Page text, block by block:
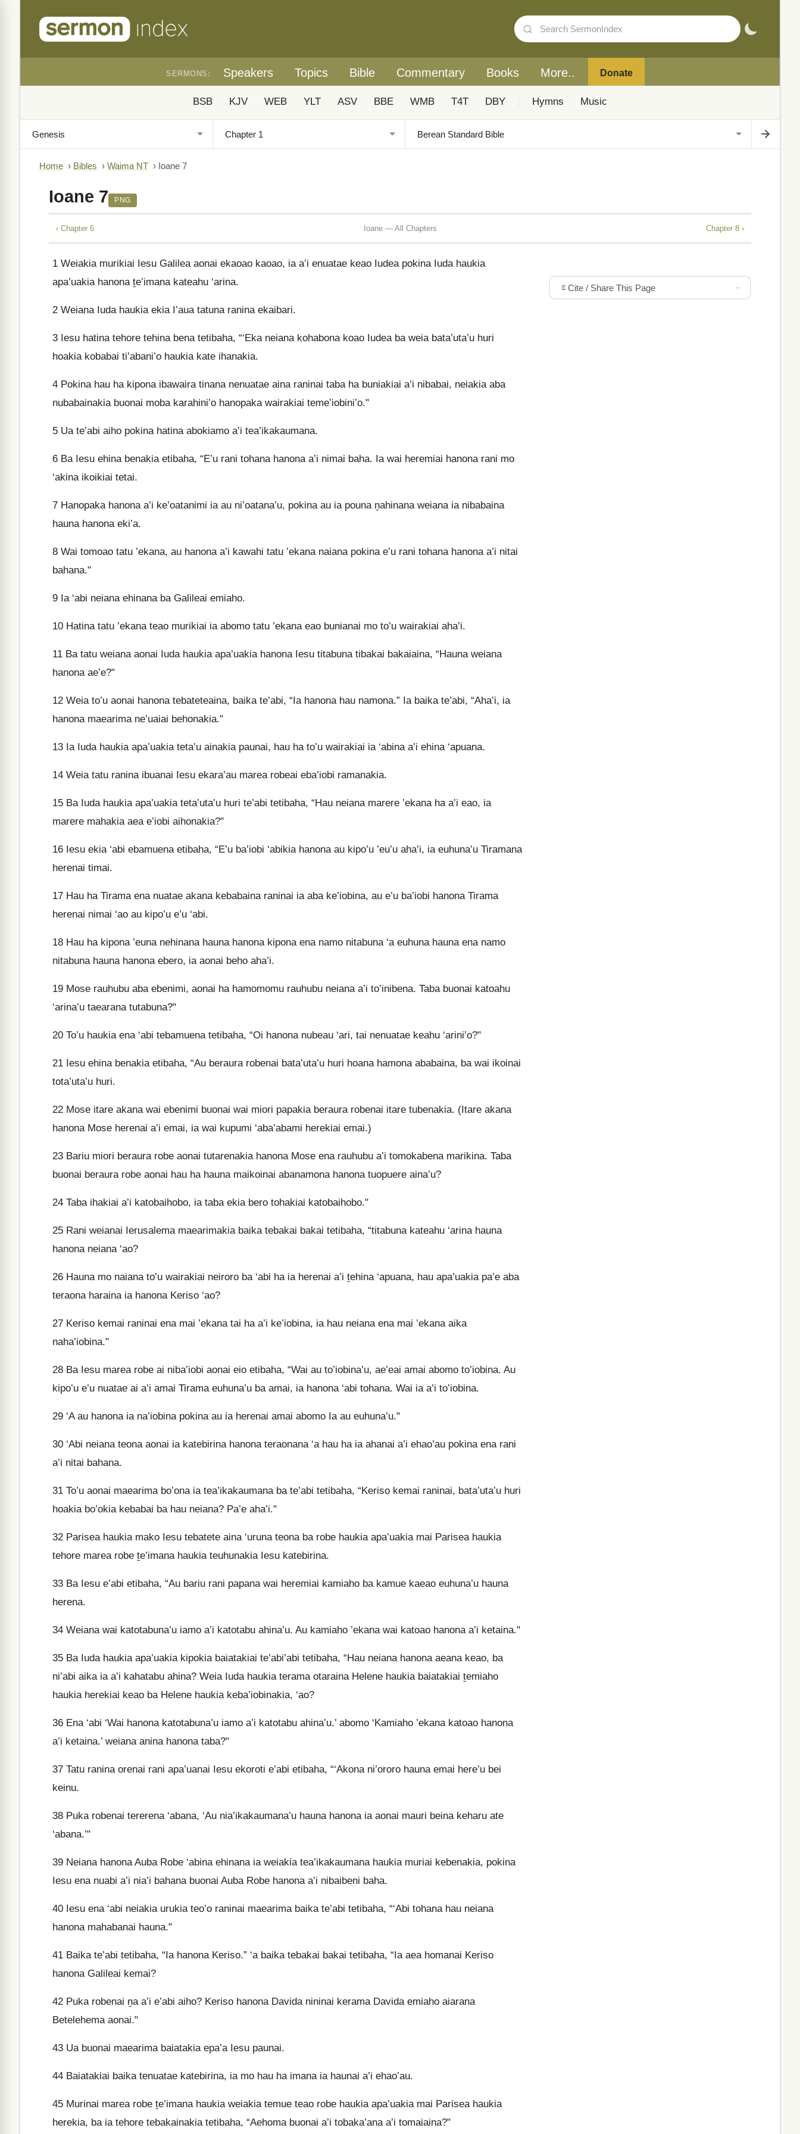
SERMONS: Speakers Topics Bible Commentary Books More.. Donate
BSB KJV WEB YLT ASV BBE WMB T4T DBY Hymns Music
Home › Bibles › Waima NT › Ioane 7
Ioane 7 PNG
‹ Chapter 6 Ioane — All Chapters Chapter 8 ›
1 Weiakia murikiai Iesu Galilea aonai ekaoao kaoao, ia a’i enuatae keao Iudea pokina Iuda haukia
apa’uakia hanona ṯe’imana kateahu ‘arina.
2 Weiana Iuda haukia ekia I’aua tatuna ranina ekaibari.
3 Iesu hatina tehore tehina bena tetibaha, “‘Eka neiana kohabona koao Iudea ba weia bata’uta’u huri
hoakia kobabai ti’abani’o haukia kate ihanakia.
4 Pokina hau ha kipona ibawaira tinana nenuatae aina raninai taba ha buniakiai a’i nibabai, neiakia aba
nubabainakia buonai moba karahini’o hanopaka wairakiai teme’iobini’o."
5 Ua te’abi aiho pokina hatina abokiamo a’i tea’ikakaumana.
6 Ba Iesu ehina benakia etibaha, “E’u rani tohana hanona a’i nimai baha. Ia wai heremiai hanona rani mo
‘akina ikoikiai tetai.
7 Hanopaka hanona a’i ke’oatanimi ia au ni’oatana’u, pokina au ia pouna ṉahinana weiana ia nibabaina
hauna hanona eki’a.
8 Wai tomoao tatu ’ekana, au hanona a’i kawahi tatu ’ekana naiana pokina e’u rani tohana hanona a’i nitai
bahana."
9 Ia ‘abi neiana ehinana ba Galileai emiaho.
10 Hatina tatu ’ekana teao murikiai ia abomo tatu ’ekana eao bunianai mo to’u wairakiai aha’i.
11 Ba tatu weiana aonai Iuda haukia apa’uakia hanona Iesu titabuna tibakai bakaiaina, “Hauna weiana
hanona ae’e?"
12 Weia to’u aonai hanona tebateteaina, baika te’abi, “Ia hanona hau namona.” Ia baika te’abi, “Aha’i, ia
hanona maearima ne’uaiai behonakia."
13 Ia Iuda haukia apa’uakia teta’u ainakia paunai, hau ha to’u wairakiai ia ‘abina a’i ehina ‘apuana.
14 Weia tatu ranina ibuanai Iesu ekara’au marea robeai eba’iobi ramanakia.
15 Ba Iuda haukia apa’uakia teta’uta’u huri te’abi tetibaha, “Hau neiana marere ’ekana ha a’i eao, ia
marere mahakia aea e’iobi aihonakia?"
16 Iesu ekia ‘abi ebamuena etibaha, “E’u ba’iobi ‘abikia hanona au kipo’u ’eu’u aha’i, ia euhuna’u Tiramana
herenai timai.
17 Hau ha Tirama ena nuatae akana kebabaina raninai ia aba ke’iobina, au e’u ba’iobi hanona Tirama
herenai nimai ‘ao au kipo’u e’u ‘abi.
18 Hau ha kipona ’euna nehinana hauna hanona kipona ena namo nitabuna ‘a euhuna hauna ena namo
nitabuna hauna hanona ebero, ia aonai beho aha’i.
19 Mose rauhubu aba ebenimi, aonai ha hamomomu rauhubu neiana a’i to’inibena. Taba buonai katoahu
‘arina’u taearana tutabuna?"
20 To’u haukia ena ‘abi tebamuena tetibaha, “Oi hanona nubeau ‘ari, tai nenuatae keahu ‘arini’o?"
21 Iesu ehina benakia etibaha, “Au beraura robenai bata’uta’u huri hoana hamona ababaina, ba wai ikoinai
tota’uta’u huri.
22 Mose itare akana wai ebenimi buonai wai miori papakia beraura robenai itare tubenakia. (Itare akana
hanona Mose herenai a’i emai, ia wai kupumi ‘aba’abami herekiai emai.)
23 Bariu miori beraura robe aonai tutarenakia hanona Mose ena rauhubu a’i tomokabena marikina. Taba
buonai beraura robe aonai hau ha hauna maikoinai abanamona hanona tuopuere aina’u?
24 Taba ihakiai a’i katobaihobo, ia taba ekia bero tohakiai katobaihobo."
25 Rani weianai Ierusalema maearimakia baika tebakai bakai tetibaha, “titabuna kateahu ‘arina hauna
hanona neiana ‘ao?
26 Hauna mo naiana to’u wairakiai neiroro ba ‘abi ha ia herenai a’i ṯehina ‘apuana, hau apa’uakia pa’e aba
teraona haraina ia hanona Keriso ‘ao?
27 Keriso kemai raninai ena mai ’ekana tai ha a’i ke’iobina, ia hau neiana ena mai ’ekana aika
naha’iobina."
28 Ba Iesu marea robe ai niba’iobi aonai eio etibaha, “Wai au to’iobina’u, ae’eai amai abomo to’iobina. Au
kipo’u e’u nuatae ai a’i amai Tirama euhuna’u ba amai, ia hanona ‘abi tohana. Wai ia a’i to’iobina.
29 ‘A au hanona ia na’iobina pokina au ia herenai amai abomo Ia au euhuna’u."
30 ‘Abi neiana teona aonai ia katebirina hanona teraonana ‘a hau ha ia ahanai a’i ehao’au pokina ena rani
a’i nitai bahana.
31 To’u aonai maearima bo’ona ia tea’ikakaumana ba te’abi tetibaha, “Keriso kemai raninai, bata’uta’u huri
hoakia bo’okia kebabai ba hau neiana? Pa’e aha’i."
32 Parisea haukia mako Iesu tebatete aina ‘uruna teona ba robe haukia apa’uakia mai Parisea haukia
tehore marea robe ṯe’imana haukia teuhunakia Iesu katebirina.
33 Ba Iesu e’abi etibaha, “Au bariu rani papana wai heremiai kamiaho ba kamue kaeao euhuna’u hauna
herena.
34 Weiana wai katotabuna’u iamo a’i katotabu ahina’u. Au kamiaho ’ekana wai katoao hanona a’i ketaina."
35 Ba Iuda haukia apa’uakia kipokia baiatakiai te’abi’abi tetibaha, “Hau neiana hanona aeana keao, ba
ni’abi aika ia a’i kahatabu ahina? Weia Iuda haukia terama otaraina Helene haukia baiatakiai ṯemiaho
haukia herekiai keao ba Helene haukia keba’iobinakia, ‘ao?
36 Ena ‘abi ‘Wai hanona katotabuna’u iamo a’i katotabu ahina’u.’ abomo ‘Kamiaho ’ekana katoao hanona
a’i ketaina.’ weiana anina hanona taba?"
37 Tatu ranina orenai rani apa’uanai Iesu ekoroti e’abi etibaha, “‘Akona ni’ororo hauna emai here’u bei
keinu.
38 Puka robenai tererena ‘abana, ‘Au nia’ikakaumana’u hauna hanona ia aonai mauri beina keharu ate
‘abana.’"
39 Neiana hanona Auba Robe ‘abina ehinana ia weiakia tea’ikakaumana haukia muriai kebenakia, pokina
Iesu ena nuabi a’i nia’i bahana buonai Auba Robe hanona a’i nibaibeni baha.
40 Iesu ena ‘abi neiakia urukia teo’o raninai maearima baika te’abi tetibaha, “‘Abi tohana hau neiana
hanona mahabanai hauna."
41 Baika te’abi tetibaha, “Ia hanona Keriso.” ‘a baika tebakai bakai tetibaha, “Ia aea homanai Keriso
hanona Galileai kemai?
42 Puka robenai ṉa a’i e’abi aiho? Keriso hanona Davida nininai kerama Davida emiaho aiarana
Betelehema aonai."
43 Ua buonai maearima baiatakia epa’a Iesu paunai.
44 Baiatakiai baika tenuatae katebirina, ia mo hau ha imana ia haunai a’i ehao’au.
45 Murinai marea robe ṯe’imana haukia weiakia temue teao robe haukia apa’uakia mai Parisea haukia
herekia, ba ia tehore tebakainakia tetibaha, “Aehoma buonai a’i tobaka’ana a’i tomaiaina?"
Cite / Share This Page